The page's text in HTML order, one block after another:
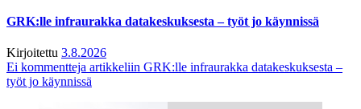
GRK:lle infraurakka datakeskuksesta – työt jo käynnissä
Kirjoitettu 3.8.2026
Ei kommentteja artikkeliin GRK:lle infraurakka datakeskuksesta –
työt jo käynnissä